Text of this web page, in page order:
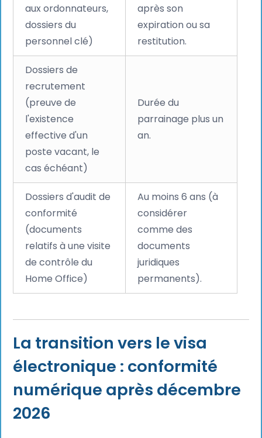
aux ordonnateurs,
dossiers du
personnel clé)
après son
expiration ou sa
restitution.
Dossiers de
recrutement
(preuve de
l'existence
effective d'un
poste vacant, le
cas échéant)
Durée du
parrainage plus un
an.
Dossiers d'audit de
conformité
(documents
relatifs à une visite
de contrôle du
Home Office)
Au moins 6 ans (à
considérer
comme des
documents
juridiques
permanents).
La transition vers le visa
électronique : conformité
numérique après décembre
2026